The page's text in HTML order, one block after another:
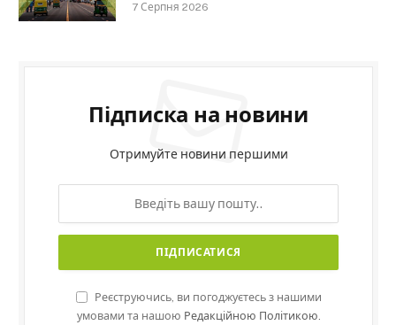
7 Серпня 2026
Підписка на новини
Отримуйте новини першими
Реєструючись, ви погоджуєтесь з нашими
умовами та нашою Редакційною Політикою.